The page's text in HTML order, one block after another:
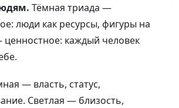
Тёмная триада —
люди как ресурсы, фигуры на
ценностное: каждый человек
— власть, статус,
Светлая — близость,